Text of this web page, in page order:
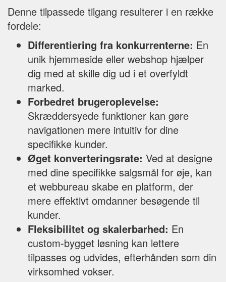
Denne tilpassede tilgang resulterer i en række
fordele:
Differentiering fra konkurrenterne: En
unik hjemmeside eller webshop hjælper
dig med at skille dig ud i et overfyldt
marked.
Forbedret brugeroplevelse:
Skræddersyede funktioner kan gøre
navigationen mere intuitiv for dine
specifikke kunder.
Øget konverteringsrate: Ved at designe
med dine specifikke salgsmål for øje, kan
et webbureau skabe en platform, der
mere effektivt omdanner besøgende til
kunder.
Fleksibilitet og skalerbarhed: En
custom-bygget løsning kan lettere
tilpasses og udvides, efterhånden som din
virksomhed vokser.